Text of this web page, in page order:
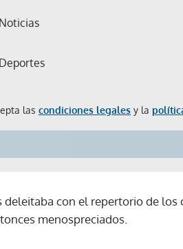
Noticias
Deportes
las condiciones legales y la
deleitaba con el repertorio de
menospreciados.